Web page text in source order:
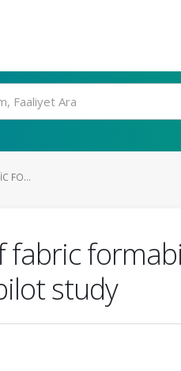
FO...
fabric
study